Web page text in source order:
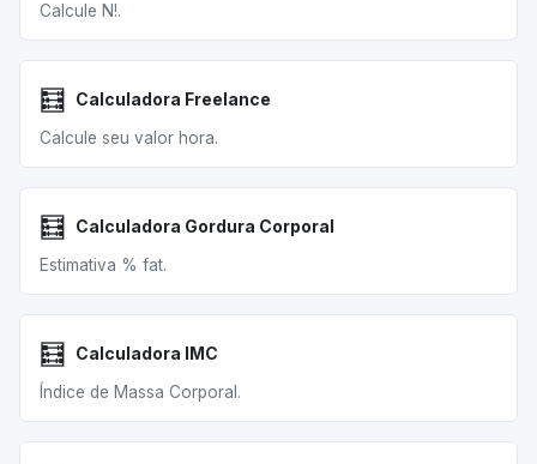
Calcule N!.
🧮 Calculadora Freelance
Calcule seu valor hora.
🧮 Calculadora Gordura Corporal
Estimativa % fat.
🧮 Calculadora IMC
Índice de Massa Corporal.